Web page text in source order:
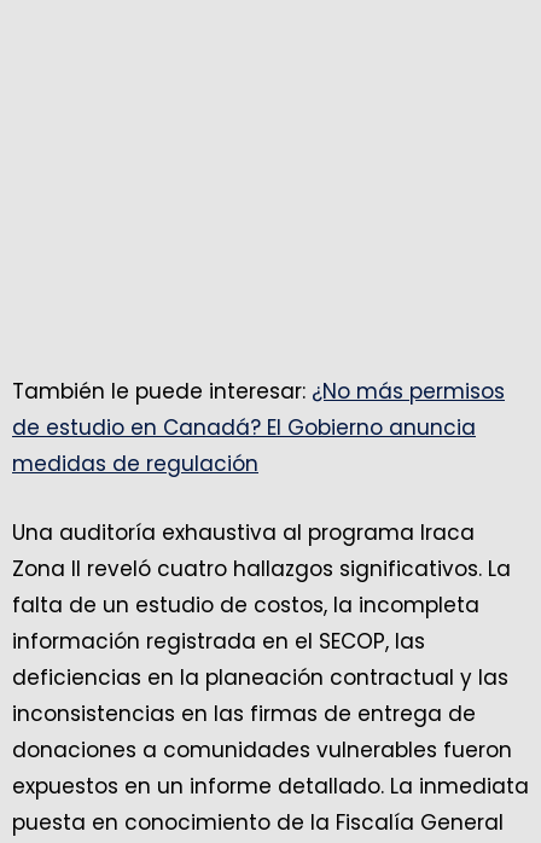
También le puede interesar: ¿No más permisos
de estudio en Canadá? El Gobierno anuncia
medidas de regulación
Una auditoría exhaustiva al programa Iraca
Zona II reveló cuatro hallazgos significativos. La
falta de un estudio de costos, la incompleta
información registrada en el SECOP, las
deficiencias en la planeación contractual y las
inconsistencias en las firmas de entrega de
donaciones a comunidades vulnerables fueron
expuestos en un informe detallado. La inmediata
puesta en conocimiento de la Fiscalía General